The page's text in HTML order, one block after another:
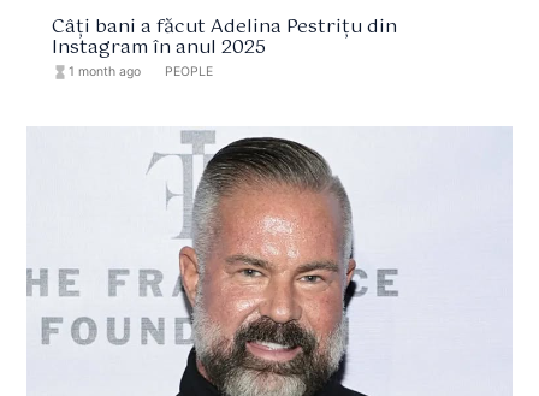
Câți bani a făcut Adelina Pestrițu din
Instagram în anul 2025
hourglass_full 1 month ago PEOPLE